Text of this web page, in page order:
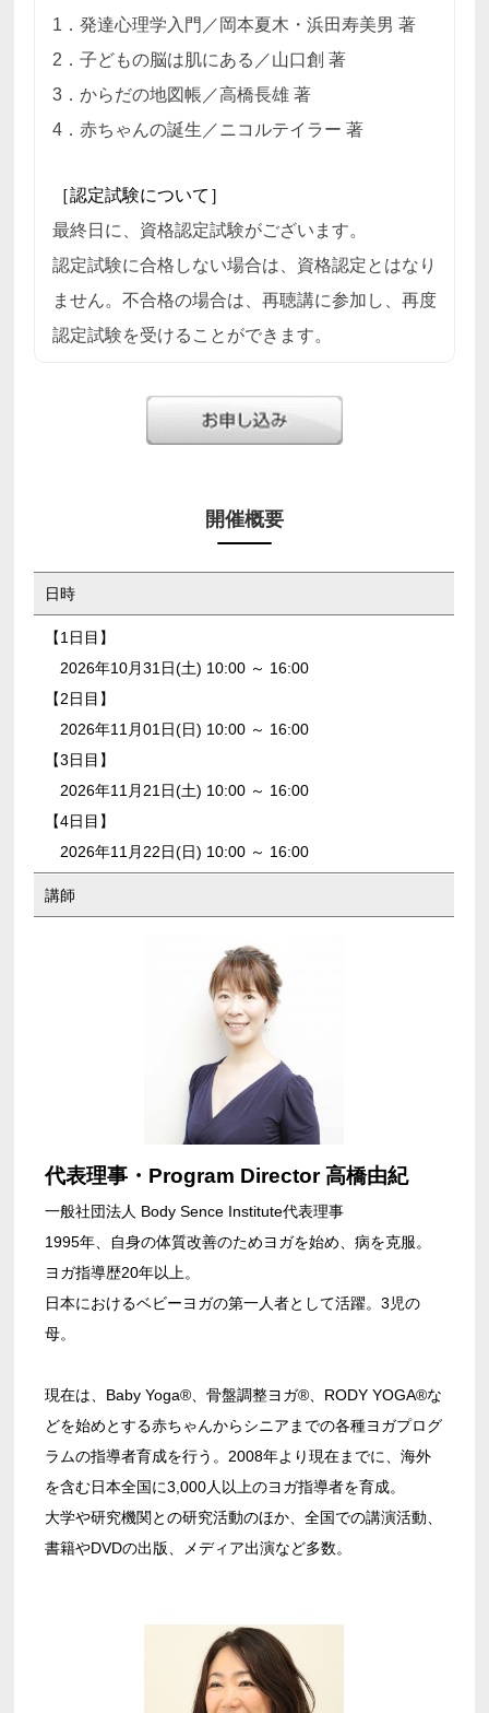
1．発達心理学入門／岡本夏木・浜田寿美男 著
2．子どもの脳は肌にある／山口創 著
3．からだの地図帳／高橋長雄 著
4．赤ちゃんの誕生／ニコルテイラー 著
［認定試験について］
最終日に、資格認定試験がございます。
認定試験に合格しない場合は、資格認定とはなり
ません。不合格の場合は、再聴講に参加し、再度
認定試験を受けることができます。
開催概要
日時
【1日目】
2026年10月31日(土) 10:00 ～ 16:00
【2日目】
2026年11月01日(日) 10:00 ～ 16:00
【3日目】
2026年11月21日(土) 10:00 ～ 16:00
【4日目】
2026年11月22日(日) 10:00 ～ 16:00
講師
代表理事・Program Director 高橋由紀
一般社団法人 Body Sence Institute代表理事
1995年、自身の体質改善のためヨガを始め、病を克服。
ヨガ指導歴20年以上。
日本におけるベビーヨガの第一人者として活躍。3児の
母。
現在は、Baby Yoga®、骨盤調整ヨガ®、RODY YOGA®な
どを始めとする赤ちゃんからシニアまでの各種ヨガプログ
ラムの指導者育成を行う。2008年より現在までに、海外
を含む日本全国に3,000人以上のヨガ指導者を育成。
大学や研究機関との研究活動のほか、全国での講演活動、
書籍やDVDの出版、メディア出演など多数。